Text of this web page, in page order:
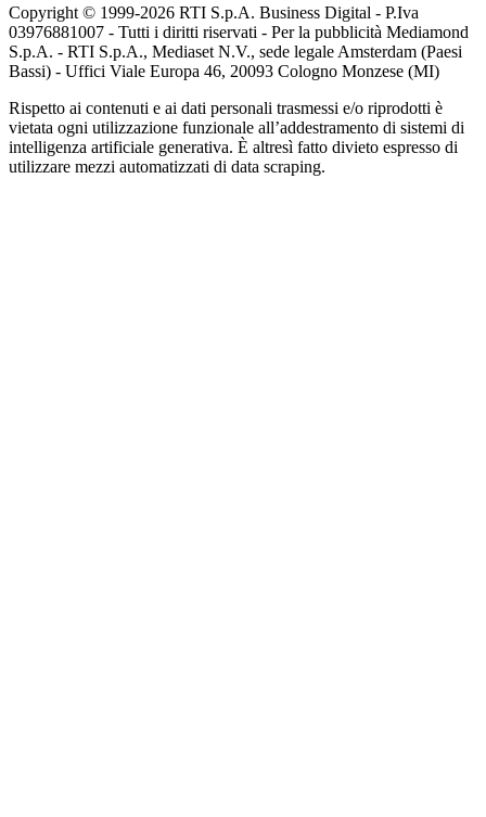
Copyright © 1999-2026 RTI S.p.A. Business Digital - P.Iva
03976881007 - Tutti i diritti riservati - Per la pubblicità Mediamond
S.p.A. - RTI S.p.A., Mediaset N.V., sede legale Amsterdam (Paesi
Bassi) - Uffici Viale Europa 46, 20093 Cologno Monzese (MI)
Rispetto ai contenuti e ai dati personali trasmessi e/o riprodotti è
vietata ogni utilizzazione funzionale all’addestramento di sistemi di
intelligenza artificiale generativa. È altresì fatto divieto espresso di
utilizzare mezzi automatizzati di data scraping.